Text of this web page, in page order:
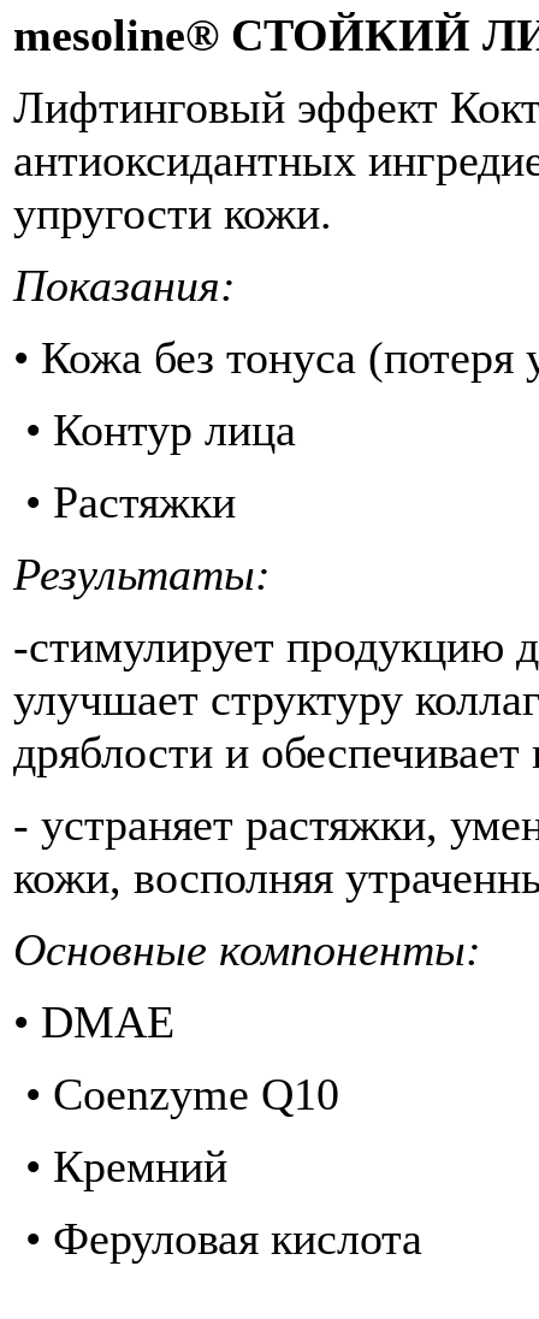
mesoline® СТОЙКИЙ
Лифтинговый эффект
антиоксидантных
упругости кожи.
Показания:
• Кожа без тонуса (потеря
• Контур лица
• Растяжки
Результаты:
-стимулирует продукцию
улучшает структуру
дряблости и
- устраняет растяжки,
кожи, восполняя
Основные
• DMAE
• Coenzyme Q10
• Кремний
• Феруловая кислота